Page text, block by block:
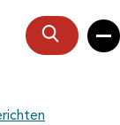
Zoeken